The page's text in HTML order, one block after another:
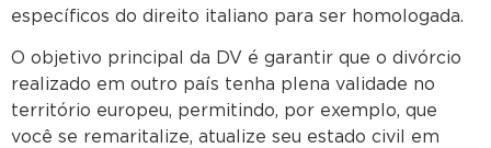
específicos do direito italiano para ser homologada.
O objetivo principal da DV é garantir que o divórcio
realizado em outro país tenha plena validade no
território europeu, permitindo, por exemplo, que
você se remaritalize, atualize seu estado civil em